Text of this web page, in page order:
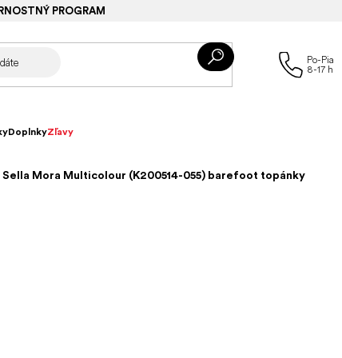
PROGRAM
DoplnkyZľavy
Sella Mora Multicolour (K200514-055) barefoot topánky